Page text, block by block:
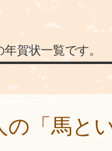
賀状一覧です。
の「馬と